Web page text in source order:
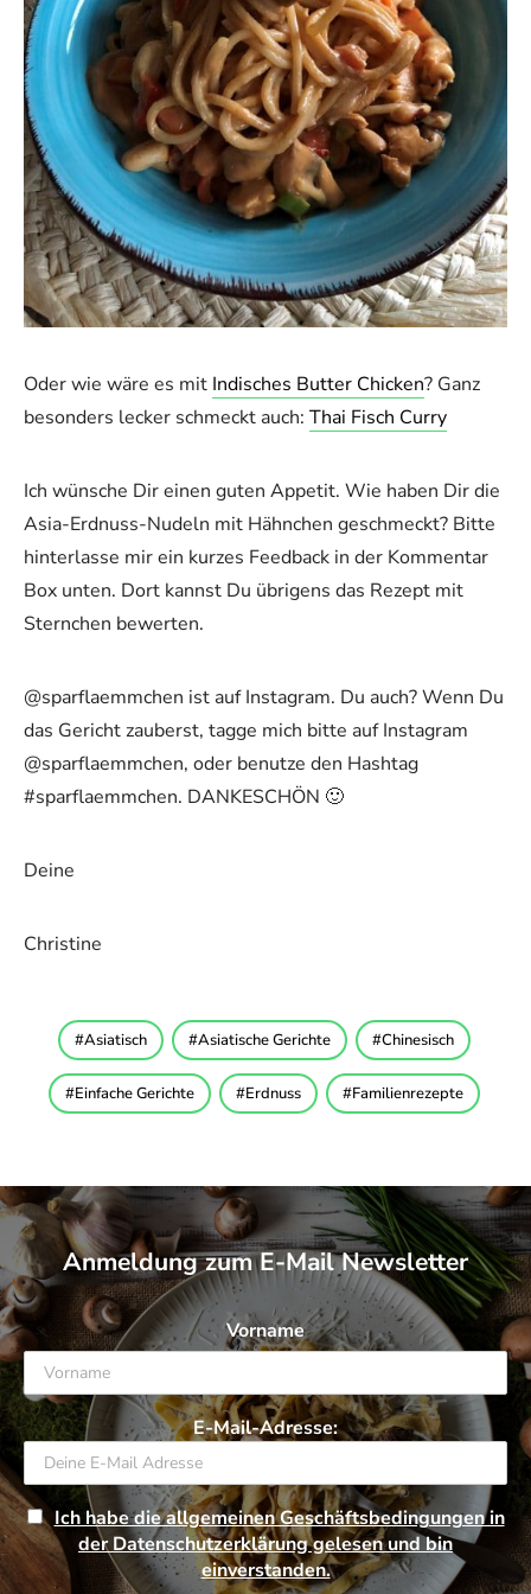
Oder wie wäre es mit Indisches Butter Chicken? Ganz
besonders lecker schmeckt auch: Thai Fisch Curry
Ich wünsche Dir einen guten Appetit. Wie haben Dir die
Asia-Erdnuss-Nudeln mit Hähnchen geschmeckt? Bitte
hinterlasse mir ein kurzes Feedback in der Kommentar
Box unten. Dort kannst Du übrigens das Rezept mit
Sternchen bewerten.
@sparflaemmchen ist auf Instagram. Du auch? Wenn Du
das Gericht zauberst, tagge mich bitte auf Instagram
@sparflaemmchen, oder benutze den Hashtag
#sparflaemmchen. DANKESCHÖN 🙂
Deine
Christine
Asiatisch Asiatische Gerichte Chinesisch
Einfache Gerichte Erdnuss Familienrezepte
Anmeldung zum E-Mail Newsletter
Vorname
E-Mail-Adresse:
Ich habe die allgemeinen Geschäftsbedingungen in
der Datenschutzerklärung gelesen und bin
einverstanden.